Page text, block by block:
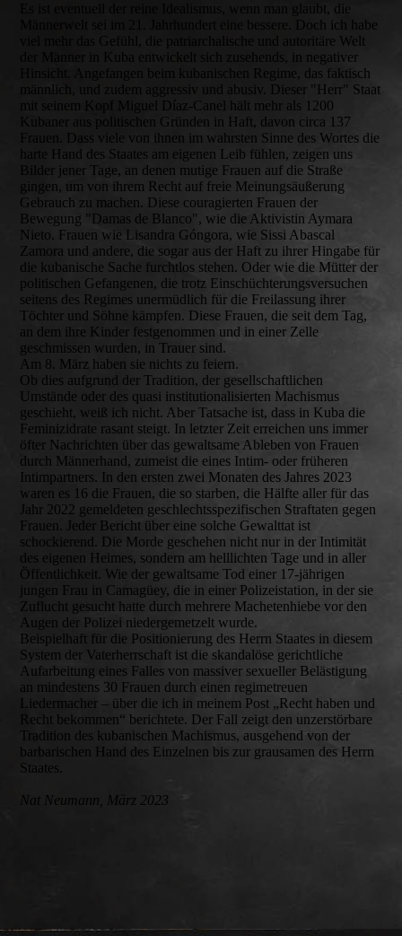
Es ist eventuell der reine Idealismus, wenn man glaubt, die
Männerwelt sei im 21. Jahrhundert eine bessere. Doch ich habe
viel mehr das Gefühl, die patriarchalische und autoritäre Welt
der Männer in Kuba entwickelt sich zusehends, in negativer
Hinsicht. Angefangen beim kubanischen Regime, das faktisch
männlich, und zudem aggressiv und abusiv. Dieser "Herr" Staat
mit seinem Kopf Miguel Díaz-Canel hält mehr als 1200
Kubaner aus politischen Gründen in Haft, davon circa 137
Frauen. Dass viele von ihnen im wahrsten Sinne des Wortes die
harte Hand des Staates am eigenen Leib fühlen, zeigen uns
Bilder jener Tage, an denen mutige Frauen auf die Straße
gingen, um von ihrem Recht auf freie Meinungsäußerung
Gebrauch zu machen. Diese couragierten Frauen der
Bewegung "Damas de Blanco", wie die Aktivistin Aymara
Nieto. Frauen wie Lisandra Góngora, wie Sissi Abascal
Zamora und andere, die sogar aus der Haft zu ihrer Hingabe für
die kubanische Sache furchtlos stehen. Oder wie die Mütter der
politischen Gefangenen, die trotz Einschüchterungsversuchen
seitens des Regimes unermüdlich für die Freilassung ihrer
Töchter und Söhne kämpfen. Diese Frauen, die seit dem Tag,
an dem ihre Kinder festgenommen und in einer Zelle
geschmissen wurden, in Trauer sind.
Am 8. März haben sie nichts zu feiern.
Ob dies aufgrund der Tradition, der gesellschaftlichen
Umstände oder des quasi institutionalisierten Machismus
geschieht, weiß ich nicht. Aber Tatsache ist, dass in Kuba die
Feminizidrate rasant steigt. In letzter Zeit erreichen uns immer
öfter Nachrichten über das gewaltsame Ableben von Frauen
durch Männerhand, zumeist die eines Intim- oder früheren
Intimpartners. In den ersten zwei Monaten des Jahres 2023
waren es 16 die Frauen, die so starben, die Hälfte aller für das
Jahr 2022 gemeldeten geschlechtsspezifischen Straftaten gegen
Frauen. Jeder Bericht über eine solche Gewalttat ist
schockierend. Die Morde geschehen nicht nur in der Intimität
des eigenen Heimes, sondern am helllichten Tage und in aller
Öffentlichkeit. Wie der gewaltsame Tod einer 17-jährigen
jungen Frau in Camagüey, die in einer Polizeistation, in der sie
Zuflucht gesucht hatte durch mehrere Machetenhiebe vor den
Augen der Polizei niedergemetzelt wurde.
Beispielhaft für die Positionierung des Herrn Staates in diesem
System der Vaterherrschaft ist die skandalöse gerichtliche
Aufarbeitung eines Falles von massiver sexueller Belästigung
an mindestens 30 Frauen durch einen regimetreuen
Liedermacher – über die ich in meinem Post „Recht haben und
Recht bekommen“ berichtete. Der Fall zeigt den unzerstörbare
Tradition des kubanischen Machismus, ausgehend von der
barbarischen Hand des Einzelnen bis zur grausamen des Herrn
Staates.
Nat Neumann, März 2023